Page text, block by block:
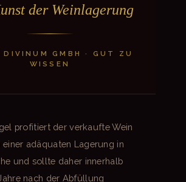
der Weinlagerung
DIVINUM GMBH · GUT ZU
WISSEN
profitiert der verkaufte Wein
einer adäquaten Lagerung in
und sollte daher innerhalb
nach der Abfüllung